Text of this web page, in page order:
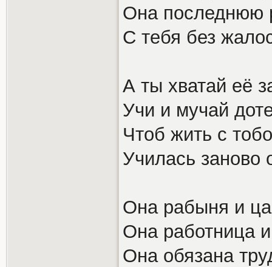
Она последнюю
С тебя без
А ты хватай её
Учи и мучай
Чтоб жить с
Училась заново
Она рабыня и
Она работница
Она обязана